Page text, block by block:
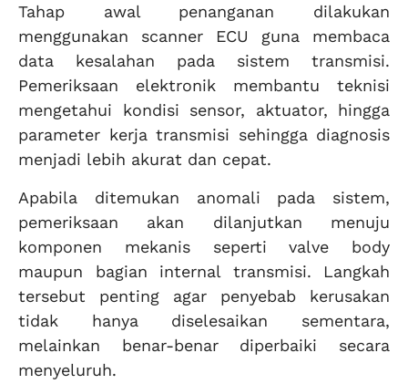
Tahap awal penanganan dilakukan
menggunakan scanner ECU guna membaca
data kesalahan pada sistem transmisi.
Pemeriksaan elektronik membantu teknisi
mengetahui kondisi sensor, aktuator, hingga
parameter kerja transmisi sehingga diagnosis
menjadi lebih akurat dan cepat.
Apabila ditemukan anomali pada sistem,
pemeriksaan akan dilanjutkan menuju
komponen mekanis seperti valve body
maupun bagian internal transmisi. Langkah
tersebut penting agar penyebab kerusakan
tidak hanya diselesaikan sementara,
melainkan benar-benar diperbaiki secara
menyeluruh.